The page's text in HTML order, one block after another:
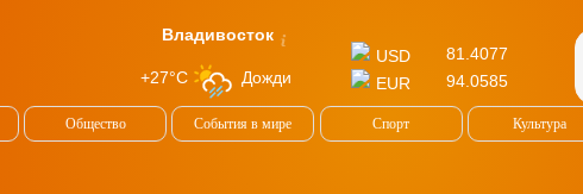
Владивосток
+27°C Дожди
USD
81.4077
EUR
94.0585
Общество События в мире Спорт Культура